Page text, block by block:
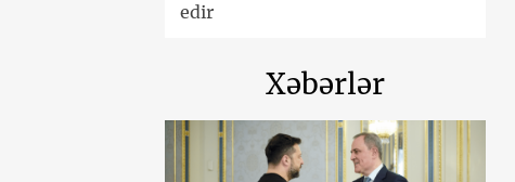
edir
Xəbərlər